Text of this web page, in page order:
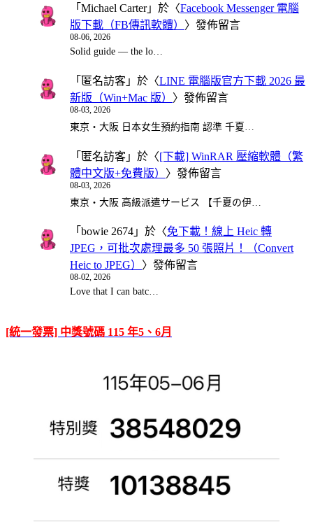
「 Michael Carter」於〈Facebook Messenger 電腦
版下載（FB傳訊軟體） 〉發佈留言
08-06, 2026
Solid guide — the lo…
「 匿名訪客 」於〈LINE 電腦版官方下載 2026 最
新版（Win+Mac 版） 〉發佈留言
08-03, 2026
東京・大阪 日本女生預約指南 認準 千夏…
「 匿名訪客 」於〈[下載] WinRAR 壓縮軟體（繁
體中文版+免費版） 〉發佈留言
08-03, 2026
東京・大阪 高級派遣サービス 【千夏の伊…
「 bowie 2674 」於〈免下載！線上 Heic 轉
JPEG，可批次處理最多 50 張照片！（Convert
Heic to JPEG） 〉發佈留言
08-02, 2026
Love that I can batc…
[統一發票] 中獎號碼 115 年5、6月